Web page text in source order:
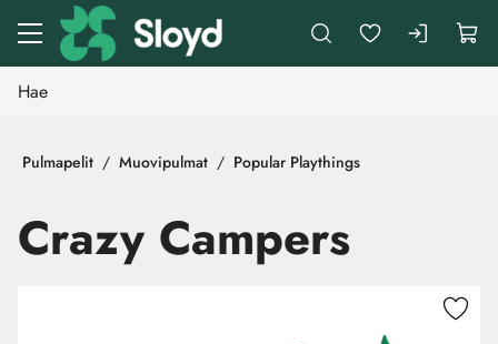
Siirry pääsisältöön
Pulmapelit Muovipulmat Popular Playthings
Crazy Campers